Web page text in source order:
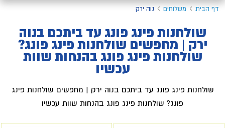
דף הבית משלוחים נוה ירק
שולחנות פינג פונג עד ביתכם בנוה
ירק | מחפשים שולחנות פינג פונג?
שולחנות פינג פונג בהנחות שוות
עכשיו
שולחנות פינג פונג עד ביתכם בנוה ירק | מחפשים שולחנות פינג
פונג? שולחנות פינג פונג בהנחות שוות עכשיו